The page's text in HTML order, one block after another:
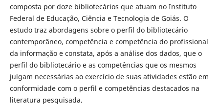
composta por doze bibliotecários que atuam no Instituto
Federal de Educação, Ciência e Tecnologia de Goiás. O
estudo traz abordagens sobre o perfil do bibliotecário
contemporâneo, competência e competência do profissional
da informação e constata, após a análise dos dados, que o
perfil do bibliotecário e as competências que os mesmos
julgam necessárias ao exercício de suas atividades estão em
conformidade com o perfil e competências destacados na
literatura pesquisada.